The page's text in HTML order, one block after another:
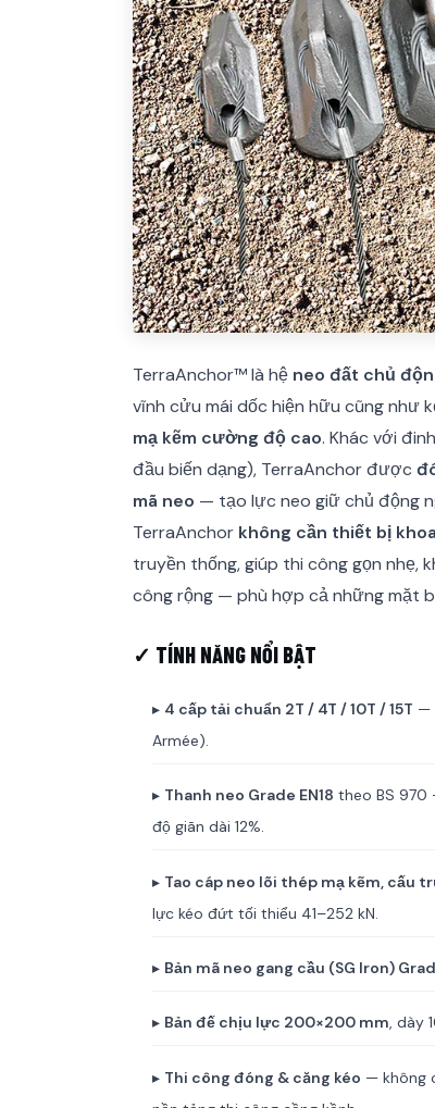
TerraAnchor™ là hệ neo đất chủ
vĩnh cửu mái dốc hiện hữu cũng như
mạ kẽm cường độ cao. Khác với
đầu biến dạng), TerraAnchor được
mã neo — tạo lực neo giữ chủ động
TerraAnchor không cần thiết bị
truyền thống, giúp thi công gọn nhẹ,
công rộng — phù hợp cả những mặt
✓ TÍNH NĂNG NỔI BẬT
▸ 4 cấp tải chuẩn 2T / 4T / 10T / 15T —
Armée).
▸ Thanh neo Grade EN18 theo BS 970
độ giãn dài 12%.
▸ Tao cáp neo lõi thép mạ kẽm, cấu
lực kéo đứt tối thiểu 41–252 kN.
▸ Bản mã neo gang cầu (SG Iron)
▸ Bản đế chịu lực 200×200 mm, dày
▸ Thi công đóng & căng kéo — không